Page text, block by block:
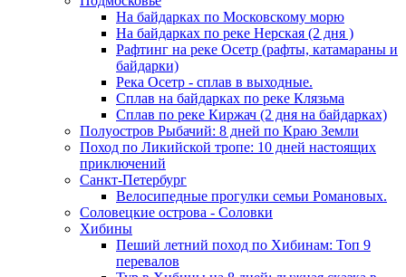
На байдарках по Московскому морю
На байдарках по реке Нерская (2 дня )
Рафтинг на реке Осетр (рафты, катамараны и
байдарки)
Река Осетр - сплав в выходные.
Сплав на байдарках по реке Клязьма
Сплав по реке Киржач (2 дня на байдарках)
Полуостров Рыбачий: 8 дней по Краю Земли
Поход по Ликийской тропе: 10 дней настоящих
приключений
Санкт-Петербург
Велосипедные прогулки семьи Романовых.
Соловецкие острова - Соловки
Хибины
Пеший летний поход по Хибинам: Топ 9
перевалов